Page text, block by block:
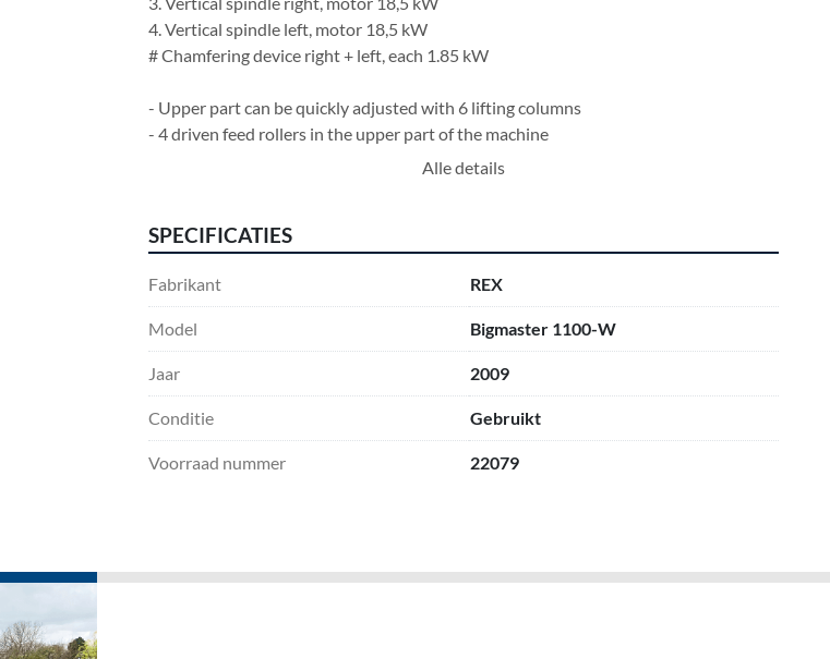
4. Vertical spindle left, motor 18,5 kW
# Chamfering device right + left, each 1.85 kW
- Upper part can be quickly adjusted with 6 lifting columns
- 4 driven feed rollers in the upper part of the machine
- 5 driven feed rollers in machine stand
- Vertical spindles with counter bearings
- Feed speed with frequency converter
thickness
Alle details
SPECIFICATIES
Fabrikant REX
Model Bigmaster 1100-W
Jaar 2009
Conditie Gebruikt
Voorraad nummer 22079